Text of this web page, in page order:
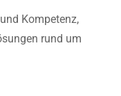
Kompetenz,
rund um